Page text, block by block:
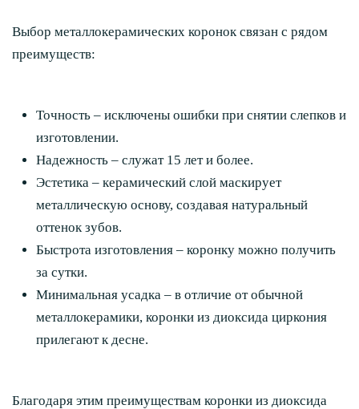
Выбор металлокерамических коронок связан с рядом
преимуществ:
Точность – исключены ошибки при снятии слепков и
изготовлении.
Надежность – служат 15 лет и более.
Эстетика – керамический слой маскирует
металлическую основу, создавая натуральный
оттенок зубов.
Быстрота изготовления – коронку можно получить
за сутки.
Минимальная усадка – в отличие от обычной
металлокерамики, коронки из диоксида циркония
прилегают к десне.
Благодаря этим преимуществам коронки из диоксида